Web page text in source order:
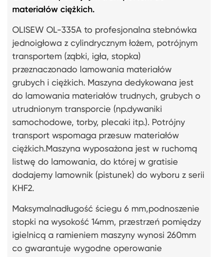
materiałów ciężkich.
OLISEW OL-335A to profesjonalna stebnówka
jednoigłowa z cylindrycznym łożem, potrójnym
transportem (ząbki, igła, stopka)
przeznaczonado lamowania materiałów
grubych i ciężkich. Maszyna dedykowana jest
do lamowania materiałów trudnych, grubych o
utrudnionym transporcie (np.dywaniki
samochodowe, torby, plecaki itp.). Potrójny
transport wspomaga przesuw materiałów
ciężkich.Maszyna wyposażona jest w ruchomą
listwę do lamowania, do której w gratisie
dodajemy lamownik (pistunek) do wyboru z serii
KHF2.
Maksymalnadługość ściegu 6 mm,podnoszenie
stopki na wysokość 14mm, przestrzeń pomiędzy
igielnicą a ramieniem maszyny wynosi 260mm
co gwarantuje wygodne operowanie